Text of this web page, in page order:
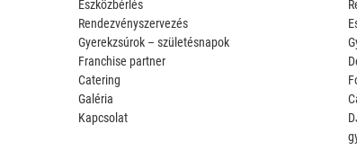
Eszközbérlés
Rendezvényszervezés
Gyerekzsúrok – születésnapok
Franchise partner
Catering
Galéria
Kapcsolat